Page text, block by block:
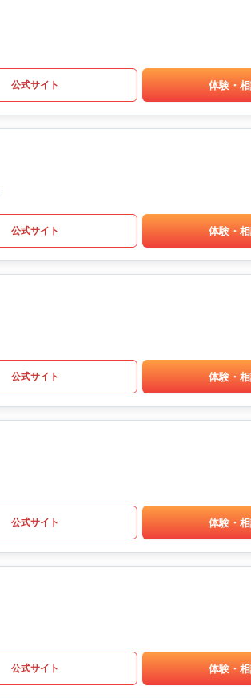
公式サイト 体験・
公式サイト 体験・
公式サイト 体験・
公式サイト 体験・
公式サイト 体験・